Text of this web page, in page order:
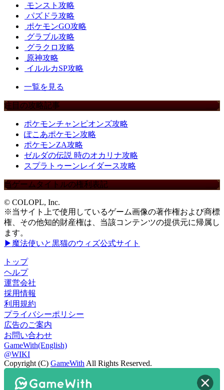
モンスト攻略
パズドラ攻略
ポケモンGO攻略
グラブル攻略
グラクロ攻略
原神攻略
イルルカSP攻略
一覧を見る
注目の攻略記事
ポケモンチャンピオンズ攻略
ぽこあポケモン攻略
ポケモンZA攻略
ゼルダの伝説 時のオカリナ攻略
スプラトゥーンレイダース攻略
当ゲームタイトルの権利表記
© COLOPL, Inc.
※当サイト上で使用しているゲーム画像の著作権および商標
権、その他知的財産権は、当該コンテンツの提供元に帰属し
ます。
▶魔法使いと黒猫のウィズ公式サイト
トップ
ヘルプ
運営会社
採用情報
利用規約
プライバシーポリシー
広告のご案内
お問い合わせ
GameWith(English)
@WIKI
Copyright (C) GameWith All Rights Reserved.